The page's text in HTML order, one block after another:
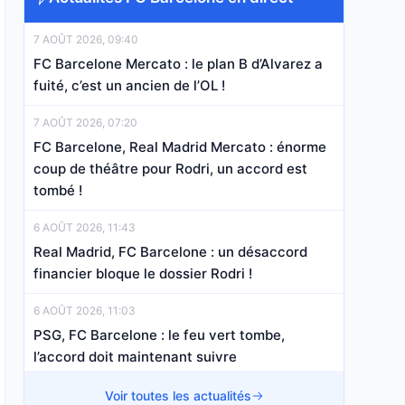
7 AOÛT 2026, 09:40
FC Barcelone Mercato : le plan B d’Alvarez a
fuité, c’est un ancien de l’OL !
7 AOÛT 2026, 07:20
FC Barcelone, Real Madrid Mercato : énorme
coup de théâtre pour Rodri, un accord est
tombé !
6 AOÛT 2026, 11:43
Real Madrid, FC Barcelone : un désaccord
financier bloque le dossier Rodri !
6 AOÛT 2026, 11:03
PSG, FC Barcelone : le feu vert tombe,
l’accord doit maintenant suivre
6 AOÛT 2026, 10:23Voir toutes les actualités